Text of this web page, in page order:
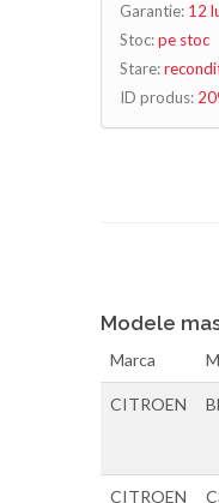
Garantie: 12
Stoc:pe stoc
Stare:
ID produs:
Modele
Marca
CITROEN
CITROEN